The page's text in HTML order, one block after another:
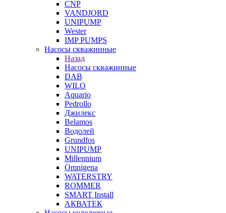
CNP
VANDJORD
UNIPUMP
Wester
IMP PUMPS
Насосы скважинные
Назад
Насосы скважинные
DAB
WILO
Aquario
Pedrollo
Джилекс
Belamos
Водолей
Grundfos
UNIPUMP
Millennium
Omnigena
WATERSTRY
ROMMER
SMART Install
АКВАТЕК